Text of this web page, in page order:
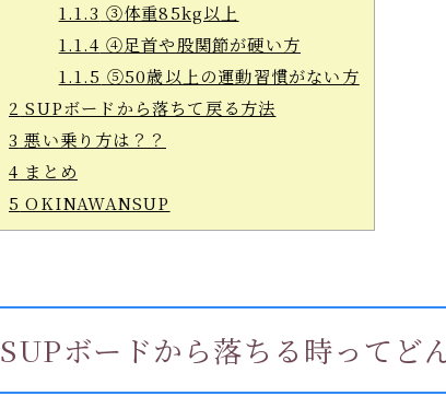
1.1.3 ③体重85kg以上
1.1.4 ④足首や股関節が硬い方
1.1.5 ⑤50歳以上の運動習慣がない方
2 SUPボードから落ちて戻る方法
3 悪い乗り方は？？
4 まとめ
5 OKINAWANSUP
SUPボードから落ちる時ってど